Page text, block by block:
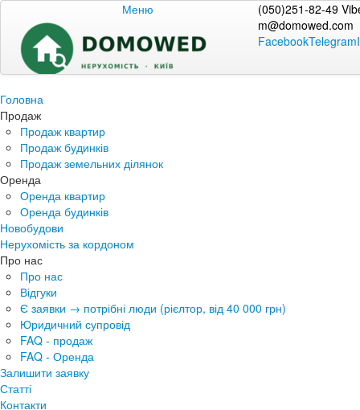
Меню
(050)251-82-49
m@domowed.com
FacebookTelegram
Головна
Продаж
Продаж квартир
Продаж будинків
Продаж земельних ділянок
Оренда
Оренда квартир
Оренда будинків
Новобудови
Нерухомість за кордоном
Про нас
Про нас
Відгуки
Є заявки → потрібні люди (рієлтор, від 40 000 грн)
Юридичний супровід
FAQ - продаж
FAQ - Оренда
Залишити заявку
Статті
Контакти